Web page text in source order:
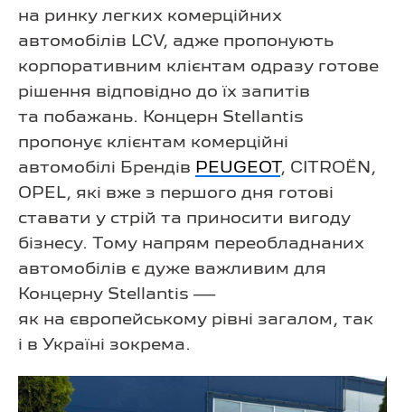
на ринку легких комерційних
автомобілів LCV, адже пропонують
корпоративним клієнтам одразу готове
рішення відповідно до їх запитів
та побажань. Концерн Stellantis
пропонує клієнтам комерційні
автомобілі Брендів PEUGEOT
, CITROЁN,
OPEL, які вже з першого дня готові
ставати у стрій та приносити вигоду
бізнесу. Тому напрям переобладнаних
автомобілів є дуже важливим для
Концерну Stellantis —
як на європейському рівні загалом, так
і в Україні зокрема.